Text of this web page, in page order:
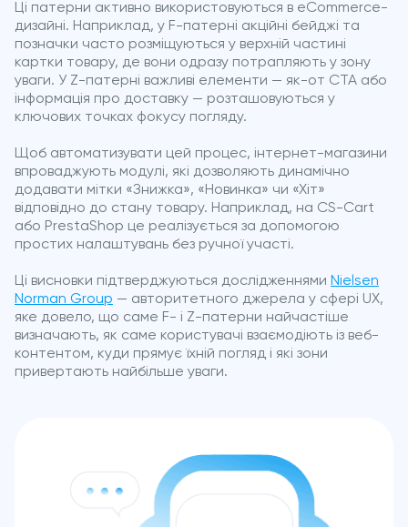
Ці патерни активно використовуються в eCommerce-
дизайні. Наприклад, у F-патерні акційні бейджі та
позначки часто розміщуються у верхній частині
картки товару, де вони одразу потрапляють у зону
уваги. У Z-патерні важливі елементи — як-от CTA або
інформація про доставку — розташовуються у
ключових точках фокусу погляду.
Щоб автоматизувати цей процес, інтернет-магазини
впроваджують модулі, які дозволяють динамічно
додавати мітки «Знижка», «Новинка» чи «Хіт»
відповідно до стану товару. Наприклад, на CS-Cart
або PrestaShop це реалізується за допомогою
простих налаштувань без ручної участі.
Ці висновки підтверджуються дослідженнями Nielsen
Norman Group — авторитетного джерела у сфері UX,
яке довело, що саме F- і Z-патерни найчастіше
визначають, як саме користувачі взаємодіють із веб-
контентом, куди прямує їхній погляд і які зони
привертають найбільше уваги.